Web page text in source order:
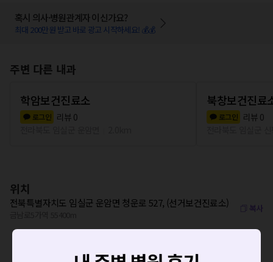
혹시 의사·병원관계자 이신가요?
최대 200만원 받고 바로 광고 시작하세요! 💰💰
주변 다른 내과
학암보건진료소
로그인 리뷰 0
북창보건진료
로그인 리뷰 0
위치
전북특별자치도 임실군 운암면 청운로 527, (선거보건진료소) 복사